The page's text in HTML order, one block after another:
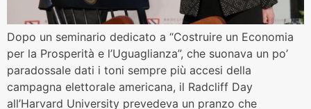
Dopo un seminario dedicato a “Costruire un Economia
per la Prosperità e l’Uguaglianza”, che suonava un po’
paradossale dati i toni sempre più accesi della
campagna elettorale americana, il Radcliff Day
all’Harvard University prevedeva un pranzo che